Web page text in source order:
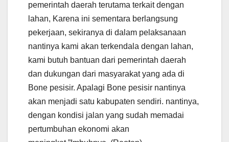
pemerintah daerah terutama terkait dengan
lahan, Karena ini sementara berlangsung
pekerjaan, sekiranya di dalam pelaksanaan
nantinya kami akan terkendala dengan lahan,
kami butuh bantuan dari pemerintah daerah
dan dukungan dari masyarakat yang ada di
Bone pesisir. Apalagi Bone pesisir nantinya
akan menjadi satu kabupaten sendiri. nantinya,
dengan kondisi jalan yang sudah memadai
pertumbuhan ekonomi akan